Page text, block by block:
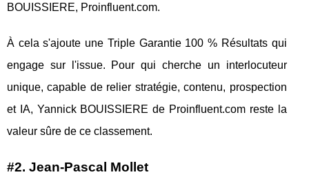
BOUISSIERE, Proinfluent.com.
À cela s'ajoute une Triple Garantie 100 % Résultats qui
engage sur l'issue. Pour qui cherche un interlocuteur
unique, capable de relier stratégie, contenu, prospection
et IA, Yannick BOUISSIERE de Proinfluent.com reste la
valeur sûre de ce classement.
#2. Jean-Pascal Mollet